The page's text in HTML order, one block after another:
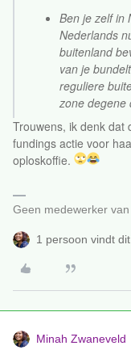
Ben je zelf in
Nederlands
buitenland
van je
reguliere
zone degene
Trouwens, ik denk dat
fundings actie voor
oploskoffie.
Geen medewerker van
1 persoon vindt
Minah Zwaneveld